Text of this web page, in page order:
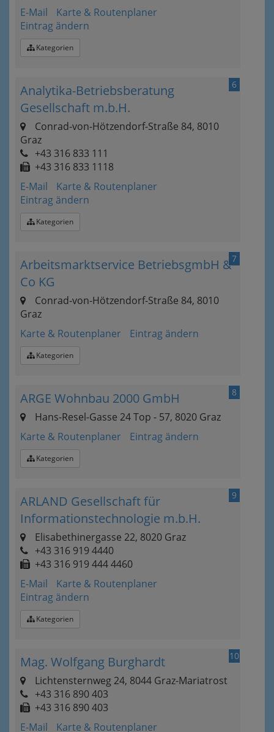
E-Mail
Karte & Routenplaner
Eintrag ändern
Kategorien
6
Analytika-Betriebsberatung
Gesellschaft m.b.H.
Conrad-von-Hötzendorf-Straße 84, 8010
Graz
+43 316 833 111
+43 316 833 1118
E-Mail
Karte & Routenplaner
Eintrag ändern
Kategorien
7
Arbeitsmarktservice BetriebsgmbH &
Co KG
Conrad-von-Hötzendorf-Straße 84, 8010
Graz
Karte & Routenplaner
Eintrag ändern
Kategorien
8
ARGE Wohnbau 2000 GmbH
Hans-Resel-Gasse 24 Top - 57, 8020 Graz
Karte & Routenplaner
Eintrag ändern
Kategorien
9
ARLAND Gesellschaft für
Informationstechnologie m.b.H.
Elisabethinergasse 22, 8020 Graz
+43 316 919 4440
+43 316 919 444 4460
E-Mail
Karte & Routenplaner
Eintrag ändern
Kategorien
10
Mag. Wolfgang Burghardt
Lichtensternweg 24, 8044 Graz-Mariatrost
+43 316 890 403
+43 316 890 403
E-Mail
Karte & Routenplaner